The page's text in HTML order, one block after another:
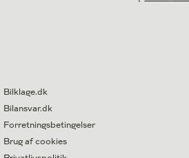
Bilklage.dk
Bilansvar.dk
Forretningsbetingelser
Brug af cookies